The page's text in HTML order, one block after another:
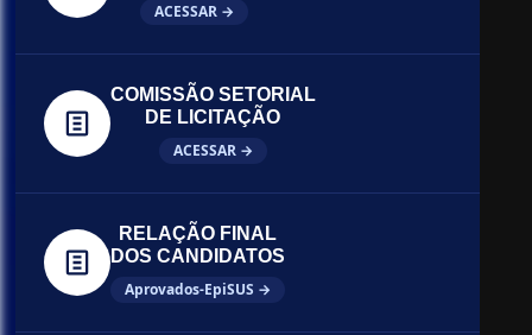
ACESSAR →
COMISSÃO SETORIAL
DE LICITAÇÃO
ACESSAR →
RELAÇÃO FINAL
DOS CANDIDATOS
Aprovados-EpiSUS →